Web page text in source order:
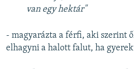
van egy hektár"
- magyarázta a férfi, aki szerint
elhagyni a halott falut, ha